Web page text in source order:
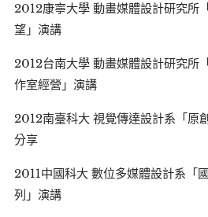
2012康寧大學 動畫媒體設計研究所
望」演講
2012台南大學 動畫媒體設計研究所
作室經營」演講
2012南臺科大 視覺傳達設計系「原
分享
2011中國科大 數位多媒體設計系「
列」演講